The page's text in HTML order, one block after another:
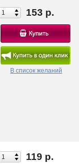
153 р.
В список желаний
119 р.